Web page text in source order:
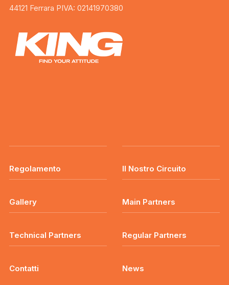
44121 Ferrara PIVA: 02141970380
Regolamento Il Nostro Circuito
Gallery Main Partners
Technical Partners Regular Partners
Contatti News